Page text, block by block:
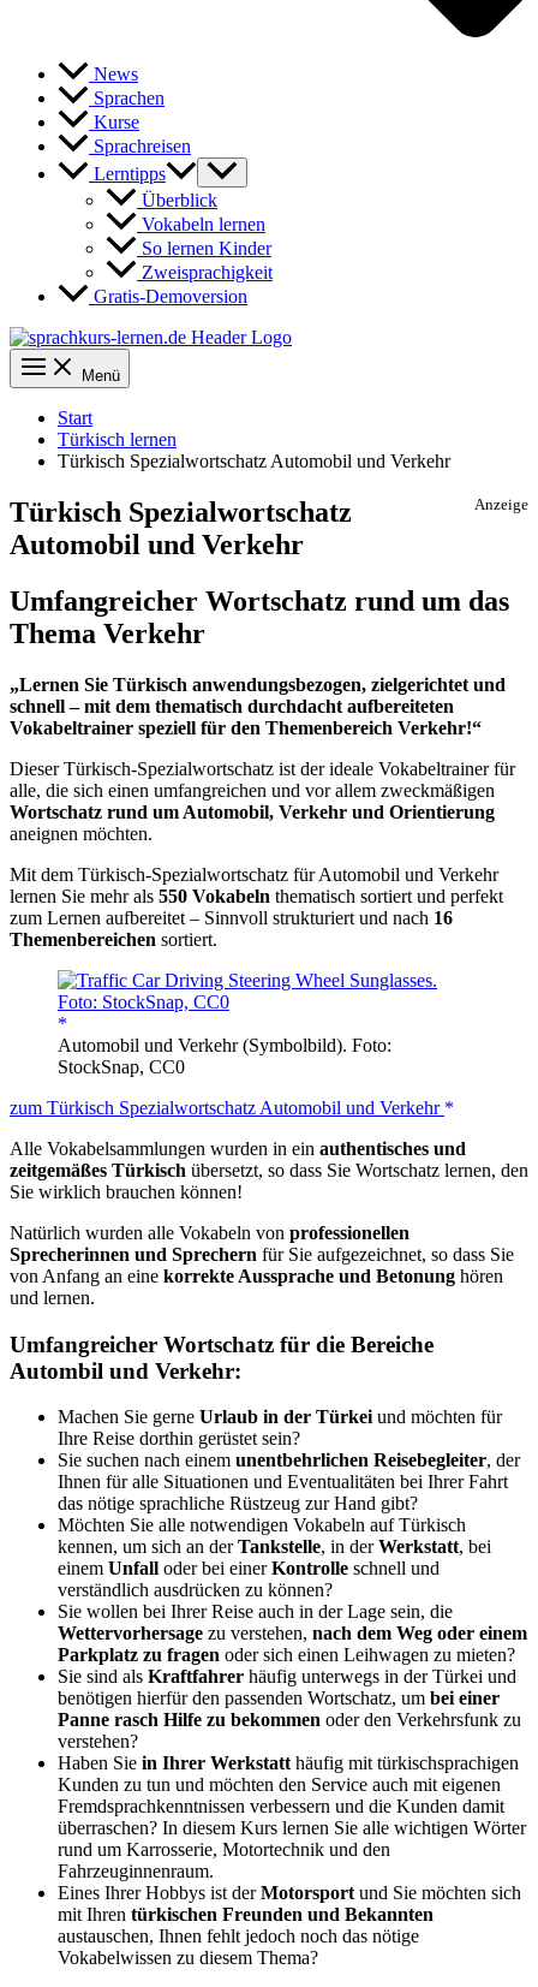
News
Sprachen
Kurse
Sprachreisen
Lerntipps
Überblick
Vokabeln lernen
So lernen Kinder
Zweisprachigkeit
Gratis-Demoversion
Menü
Start
Türkisch lernen
Türkisch Spezialwortschatz Automobil und Verkehr
Anzeige
Türkisch Spezialwortschatz
Automobil und Verkehr
Umfangreicher Wortschatz rund um das
Thema Verkehr
„Lernen Sie Türkisch anwendungsbezogen, zielgerichtet und
schnell – mit dem thematisch durchdacht aufbereiteten
Vokabeltrainer speziell für den Themenbereich Verkehr!“
Dieser Türkisch-Spezialwortschatz ist der ideale Vokabeltrainer für
alle, die sich einen umfangreichen und vor allem zweckmäßigen
Wortschatz rund um Automobil, Verkehr und Orientierung
aneignen möchten.
Mit dem Türkisch-Spezialwortschatz für Automobil und Verkehr
lernen Sie mehr als 550 Vokabeln thematisch sortiert und perfekt
zum Lernen aufbereitet – Sinnvoll strukturiert und nach 16
Themenbereichen sortiert.
Automobil und Verkehr (Symbolbild). Foto:
StockSnap, CC0
zum Türkisch Spezialwortschatz Automobil und Verkehr
Alle Vokabelsammlungen wurden in ein authentisches und
zeitgemäßes Türkisch übersetzt, so dass Sie Wortschatz lernen, den
Sie wirklich brauchen können!
Natürlich wurden alle Vokabeln von professionellen
Sprecherinnen und Sprechern für Sie aufgezeichnet, so dass Sie
von Anfang an eine korrekte Aussprache und Betonung hören
und lernen.
Umfangreicher Wortschatz für die Bereiche
Autombil und Verkehr:
Machen Sie gerne Urlaub in der Türkeiund möchten für
Ihre Reise dorthin gerüstet sein?
Sie suchen nach einem unentbehrlichen Reisebegleiter, der
Ihnen für alle Situationen und Eventualitäten bei Ihrer Fahrt
das nötige sprachliche Rüstzeug zur Hand gibt?
Möchten Sie alle notwendigen Vokabeln auf Türkisch
kennen, um sich an derTankstelle, in derWerkstatt, bei
einem Unfall oder bei einerKontrolle schnell und
verständlich ausdrücken zu können?
Sie wollen bei Ihrer Reise auch in der Lage sein, die
Wettervorhersage zu verstehen, nach dem Weg oder einem
Parkplatz zu fragen oder sich einen Leihwagen zu mieten?
Sie sind als Kraftfahrer häufig unterwegs in der Türkei und
benötigen hierfür den passenden Wortschatz, um bei einer
Panne rasch Hilfe zu bekommen oder den Verkehrsfunk zu
verstehen?
Haben Sie in Ihrer Werkstatthäufig mit türkischsprachigen
Kunden zu tun und möchten den Service auch mit eigenen
Fremdsprachkenntnissen verbessern und die Kunden damit
überraschen? In diesem Kurs lernen Sie alle wichtigen Wörter
rund um Karrosserie, Motortechnik und den
Fahrzeuginnenraum.
Eines Ihrer Hobbys ist derMotorsportund Sie möchten sich
mit Ihren türkischen Freunden und Bekannten
austauschen, Ihnen fehlt jedoch noch das nötige
Vokabelwissen zu diesem Thema?